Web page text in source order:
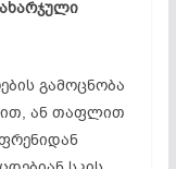
გამოცნობა
ან თაფლით